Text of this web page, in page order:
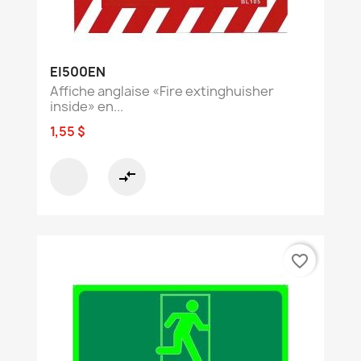
EI500EN
Affiche anglaise «Fire extinghuisher
inside» en...
1,55 $
compare_arrows
favorite_border